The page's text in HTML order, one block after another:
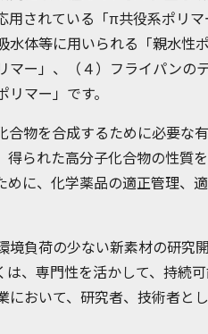
用されている「π共役系ポリ
水体等に用いられる「親水性
マー」、（４）フライパンの
マー」です。
合物を合成するために必要な
得られた高分子化合物の性質
めに、化学薬品の適正管理、
境負荷の少ない新素材の研究
、専門性を活かして、持続
において、研究者、技術者と